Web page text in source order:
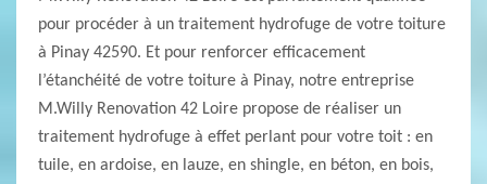
pour procéder à un traitement hydrofuge de votre toiture
à Pinay 42590. Et pour renforcer efficacement
l’étanchéité de votre toiture à Pinay, notre entreprise
M.Willy Renovation 42 Loire propose de réaliser un
traitement hydrofuge à effet perlant pour votre toit : en
tuile, en ardoise, en lauze, en shingle, en béton, en bois,